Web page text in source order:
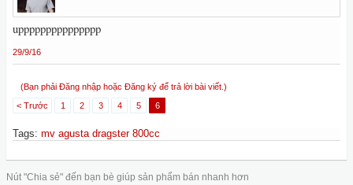
uppppppppppppppp
29/9/16
(Bạn phải Đăng nhập hoặc Đăng ký để trả lời bài viết.)
< Trước
1 2 3 4 5 6
Tags: mv agusta dragster 800cc
Nút "Chia sẻ" đến bạn bè giúp sản phẩm bán nhanh hơn